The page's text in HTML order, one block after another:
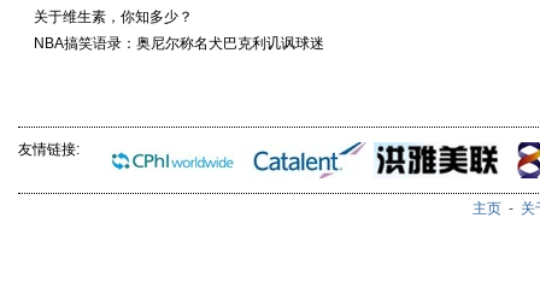
关于维生素，你知多少？
NBA搞笑语录：奥尼尔称名犬巴克利讥讽球迷
友情链接:
主页 - 关